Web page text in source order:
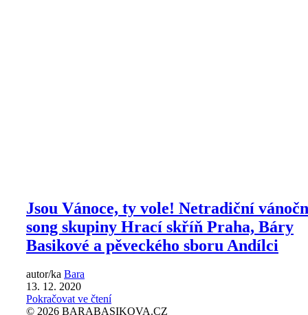
Jsou Vánoce, ty vole! Netradiční
song skupiny Hrací skříň Praha, Báry
Basikové a pěveckého sboru Andílci
autor/ka Bara
13. 12. 2020
Pokračovat ve čtení
© 2026 BARABASIKOVA.CZ